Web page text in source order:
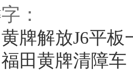
：
黄牌解放J6平板
福田黄牌清障车